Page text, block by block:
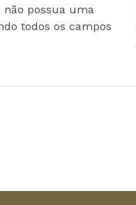
não possua uma
todos os campos